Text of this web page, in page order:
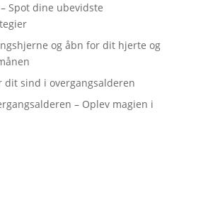
Spot dine ubevidste
og åbn for dit hjerte og
dit sind i overgangsalderen
– Oplev magien i